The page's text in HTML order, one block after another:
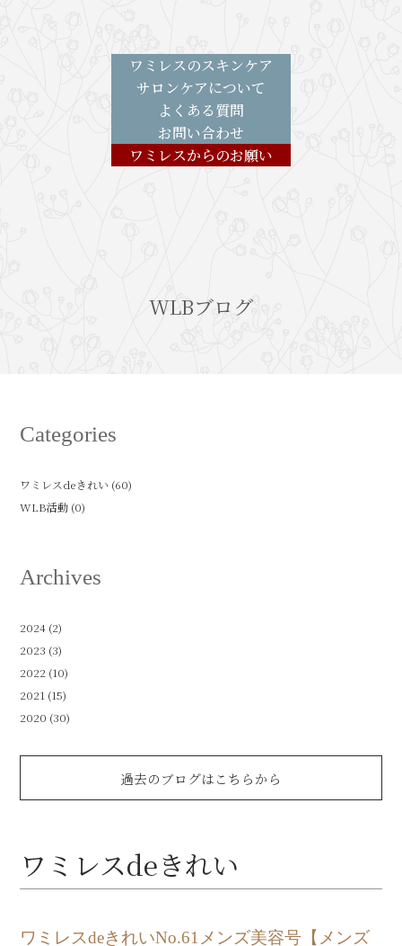
ワミレスのスキンケア
サロンケアについて
よくある質問
お問い合わせ
ワミレスからのお願い
WLBブログ
Categories
ワミレスdeきれい (60)
WLB活動 (0)
Archives
2024 (2)
2023 (3)
2022 (10)
2021 (15)
2020 (30)
過去のブログはこちらから
ワミレスdeきれい
ワミレスdeきれいNo.61メンズ美容号【メンズ